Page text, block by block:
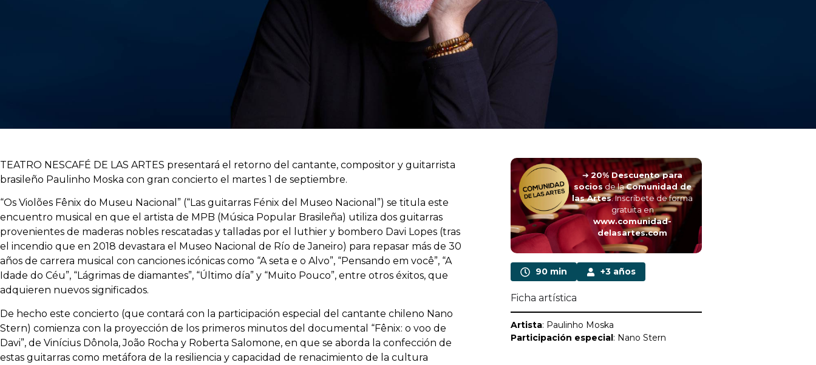
TEATRO NESCAFÉ DE LAS ARTES presentará el retorno del cantante, compositor y guitarrista
brasileño Paulinho Moska con gran concierto el martes 1 de septiembre.
“Os Violões Fênix do Museu Nacional” (“Las guitarras Fénix del Museo Nacional”) se titula este
encuentro musical en que el artista de MPB (Música Popular Brasileña) utiliza dos guitarras
provenientes de maderas nobles rescatadas y talladas por el luthier y bombero Davi Lopes (tras
el incendio que en 2018 devastara el Museo Nacional de Río de Janeiro) para repasar más de 30
años de carrera musical con canciones icónicas como “A seta e o Alvo”, “Pensando em você”, “A
Idade do Céu”, “Lágrimas de diamantes”, “Último día” y “Muito Pouco”, entre otros éxitos, que
adquieren nuevos significados.
De hecho este concierto (que contará con la participación especial del cantante chileno Nano
Stern) comienza con la proyección de los primeros minutos del documental “Fênix: o voo de
Davi”, de Vinícius Dônola, João Rocha y Roberta Salomone, en que se aborda la confección de
estas guitarras como metáfora de la resiliencia y capacidad de renacimiento de la cultura
➔20% Descuento para
sociosde laComunidad de
las Artes. Inscríbete de forma
gratuita en
www.comunidad-
delasartes.com
90 min +3 años
Ficha artística
Artista: Paulinho Moska
Participación especial: Nano Stern